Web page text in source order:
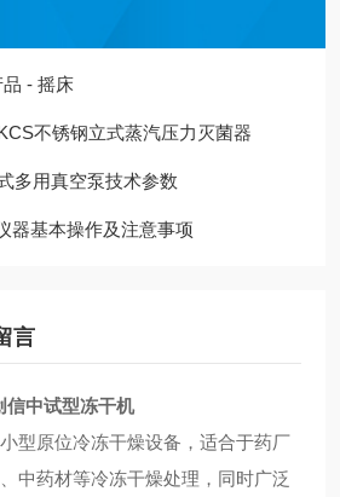
- 摇床
不锈钢立式蒸汽压力灭菌器
多用真空泵技术参数
基本操作及注意事项
言
信中试型冻干机
型原位冷冻干燥设备，适合于药厂
中药材等冷冻干燥处理，同时广泛